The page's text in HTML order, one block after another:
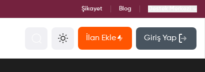
Şikayet Blog
İlan Ekle Giriş Yap